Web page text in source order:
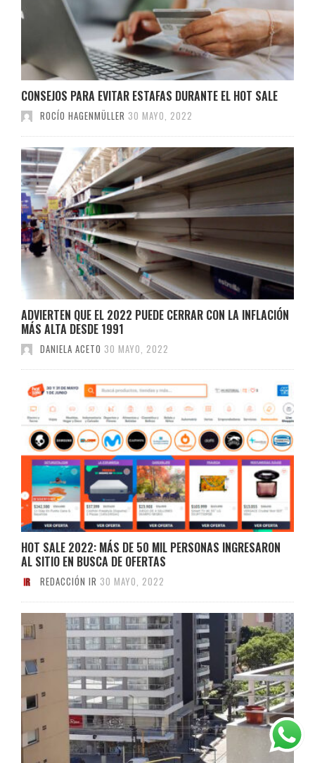
CONSEJOS PARA EVITAR ESTAFAS DURANTE EL HOT SALE
ROCÍO HAGENMÜLLER 30 MAYO, 2022
ADVIERTEN QUE EL 2022 PUEDE CERRAR CON LA INFLACIÓN
MÁS ALTA DESDE 1991
DANIELA ACETO 30 MAYO, 2022
HOT SALE 2022: MÁS DE 50 MIL PERSONAS INGRESARON
AL SITIO EN BUSCA DE OFERTAS
REDACCIÓN IR 30 MAYO, 2022